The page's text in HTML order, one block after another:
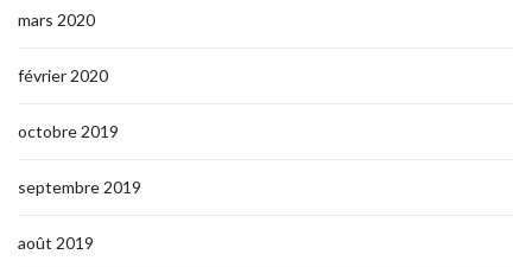
mars 2020
février 2020
octobre 2019
septembre 2019
août 2019